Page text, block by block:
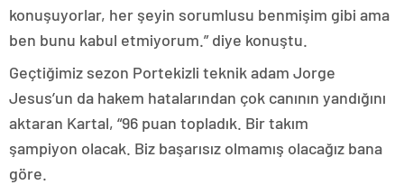
konuşuyorlar, her şeyin sorumlusu benmişim gibi ama
ben bunu kabul etmiyorum.” diye konuştu.
Geçtiğimiz sezon Portekizli teknik adam Jorge
Jesus’un da hakem hatalarından çok canının yandığını
aktaran Kartal, “96 puan topladık. Bir takım
şampiyon olacak. Biz başarısız olmamış olacağız bana
göre.